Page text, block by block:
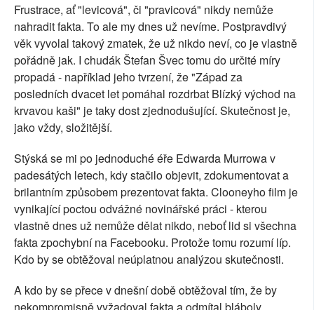
Frustrace, ať "levicová", či "pravicová" nikdy nemůže
nahradit fakta. To ale my dnes už nevíme. Postpravdivý
věk vyvolal takový zmatek, že už nikdo neví, co je vlastně
pořádně jak. I chudák Štefan Švec tomu do určité míry
propadá - například jeho tvrzení, že "Západ za
posledních dvacet let pomáhal rozdrbat Blízký východ na
krvavou kaši" je taky dost zjednodušující. Skutečnost je,
jako vždy, složitější.
Stýská se mi po jednoduché éře Edwarda Murrowa v
padesátých letech, kdy stačilo objevit, zdokumentovat a
brilantním způsobem prezentovat fakta. Clooneyho film je
vynikající poctou odvážné novinářské práci - kterou
vlastně dnes už nemůže dělat nikdo, neboť lid si všechna
fakta zpochybní na Facebooku. Protože tomu rozumí líp.
Kdo by se obtěžoval neúplatnou analýzou skutečnosti.
A kdo by se přece v dnešní době obtěžoval tím, že by